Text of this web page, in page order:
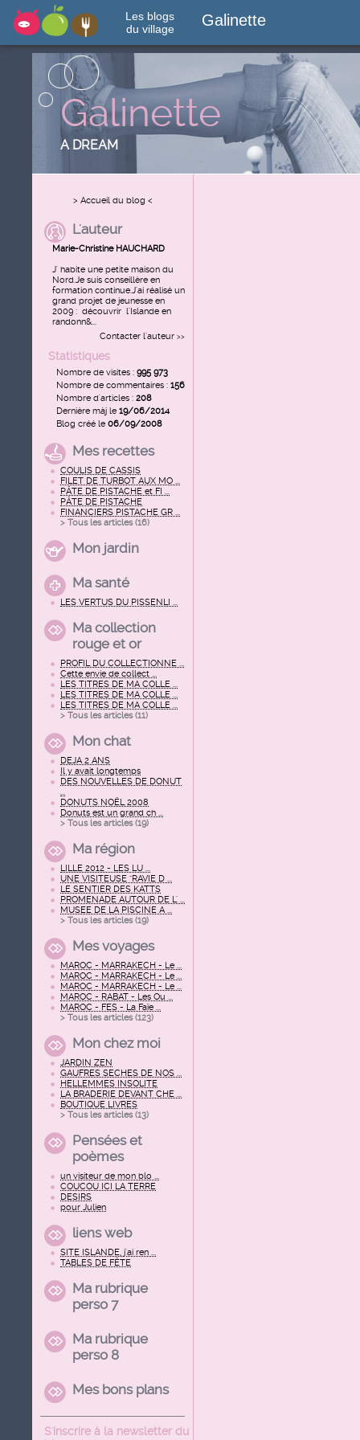
Les blogs
du village
Galinette
Galinette
A DREAM
> Accueil du blog <
L'auteur
Marie-Christine HAUCHARD
J' habite une petite maison du
Nord.Je suis conseillère en
formation continue.J'ai réalisé un
grand projet de jeunesse en
2009 : découvrir l'Islande en
randonn&...
Contacter l'auteur >>
Statistiques
Nombre de visites : 995 973
Nombre de commentaires : 156
Nombre d'articles : 208
Dernière màj le19/06/2014
Blog créé le06/09/2008
Mes recettes
COULIS DE CASSIS
FILET DE TURBOT AUX MO ...
PÂTE DE PISTACHE et FI ...
PÂTE DE PISTACHE
FINANCIERS PISTACHE GR ...
> Tous les articles (16)
Mon jardin
Ma santé
LES VERTUS DU PISSENLI ...
Ma collection
rouge et or
PROFIL DU COLLECTIONNE ...
Cette envie de collect ...
LES TITRES DE MA COLLE ...
LES TITRES DE MA COLLE ...
LES TITRES DE MA COLLE ...
> Tous les articles (11)
Mon chat
DEJA 2 ANS
Il y avait longtemps
DES NOUVELLES DE DONUT
...
DONUTS NOËL 2008
Donuts est un grand ch ...
> Tous les articles (19)
Ma région
LILLE 2012 - LES LU ...
UNE VISITEUSE "RAVIE D ...
LE SENTIER DES KATTS
PROMENADE AUTOUR DE L' ...
MUSEE DE LA PISCINE A ...
> Tous les articles (19)
Mes voyages
MAROC - MARRAKECH - Le ...
MAROC - MARRAKECH - Le ...
MAROC - MARRAKECH - Le ...
MAROC - RABAT - Les Ou ...
MAROC - FES - La Faïe ...
> Tous les articles (123)
Mon chez moi
JARDIN ZEN
GAUFRES SECHES DE NOS ...
HELLEMMES INSOLITE
LA BRADERIE DEVANT CHE ...
BOUTIQUE LIVRES
> Tous les articles (13)
Pensées et
poèmes
un visiteur de mon blo ...
COUCOU ICI LA TERRE
DESIRS
pour Julien
liens web
SITE ISLANDE, j'ai ren ...
TABLES DE FÊTE
Ma rubrique
perso 7
Ma rubrique
perso 8
Mes bons plans
S'inscrire à la newsletter du